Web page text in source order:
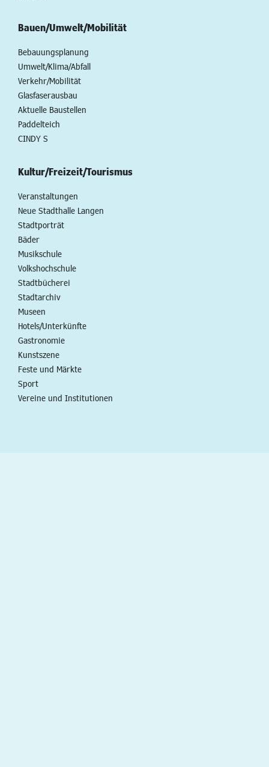
Bauen/Umwelt/Mobilität
Bebauungsplanung
Umwelt/Klima/Abfall
Verkehr/Mobilität
Glasfaserausbau
Aktuelle Baustellen
Paddelteich
CINDY S
Kultur/Freizeit/Tourismus
Veranstaltungen
Neue Stadthalle Langen
Stadtporträt
Bäder
Musikschule
Volkshochschule
Stadtbücherei
Stadtarchiv
Museen
Hotels/Unterkünfte
Gastronomie
Kunstszene
Feste und Märkte
Sport
Vereine und Institutionen